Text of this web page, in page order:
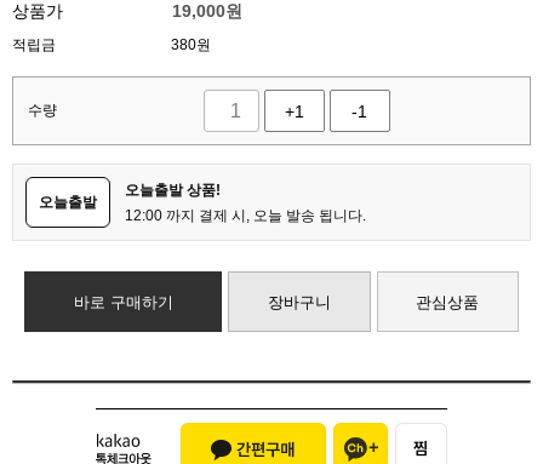
상품가
19,000원
적립금 380원
수량 +1 -1
오늘출발
오늘출발 상품!
12:00 까지 결제 시, 오늘 발송 됩니다.
바로 구매하기 장바구니 관심상품